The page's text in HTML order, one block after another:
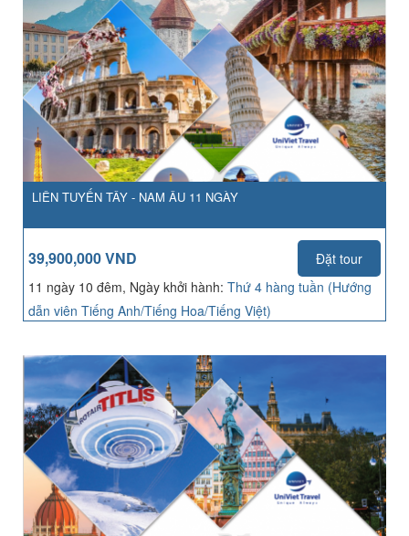
LIÊN TUYẾN TÂY - NAM ÂU 11 NGÀY
39,900,000 VND
Đặt tour
11 ngày 10 đêm, Ngày khởi hành: Thứ 4 hàng tuần (Hướng
dẫn viên Tiếng Anh/Tiếng Hoa/Tiếng Việt)